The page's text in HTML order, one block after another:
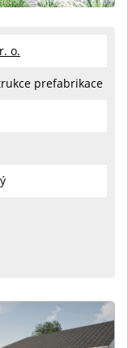
o.
prefabrikace